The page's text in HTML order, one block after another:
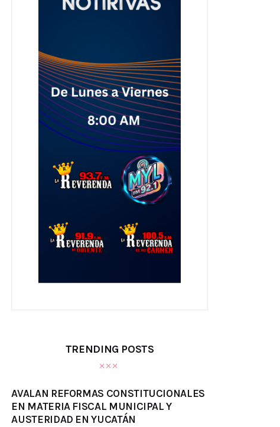
TRENDING POSTS
AVALAN REFORMAS CONSTITUCIONALES
EN MATERIA FISCAL MUNICIPAL Y
AUSTERIDAD EN YUCATÁN